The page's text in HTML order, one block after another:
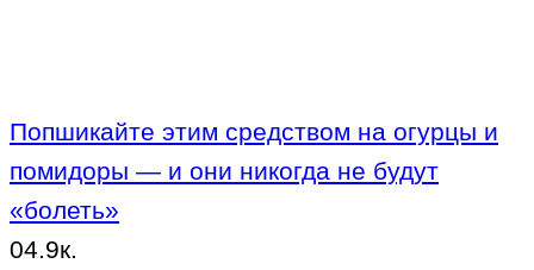
Попшикайте этим средством на огурцы и
помидоры — и они никогда не будут
«болеть»
04.9к.